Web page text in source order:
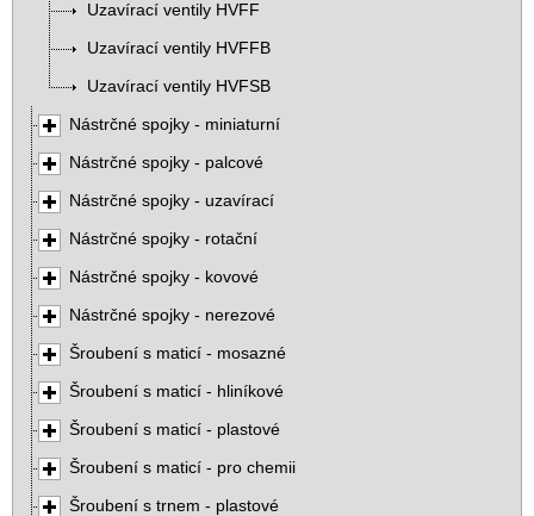
Uzavírací ventily HVFF
Uzavírací ventily HVFFB
Uzavírací ventily HVFSB
Nástrčné spojky - miniaturní
Nástrčné spojky - palcové
Nástrčné spojky - uzavírací
Nástrčné spojky - rotační
Nástrčné spojky - kovové
Nástrčné spojky - nerezové
Šroubení s maticí - mosazné
Šroubení s maticí - hliníkové
Šroubení s maticí - plastové
Šroubení s maticí - pro chemii
Šroubení s trnem - plastové